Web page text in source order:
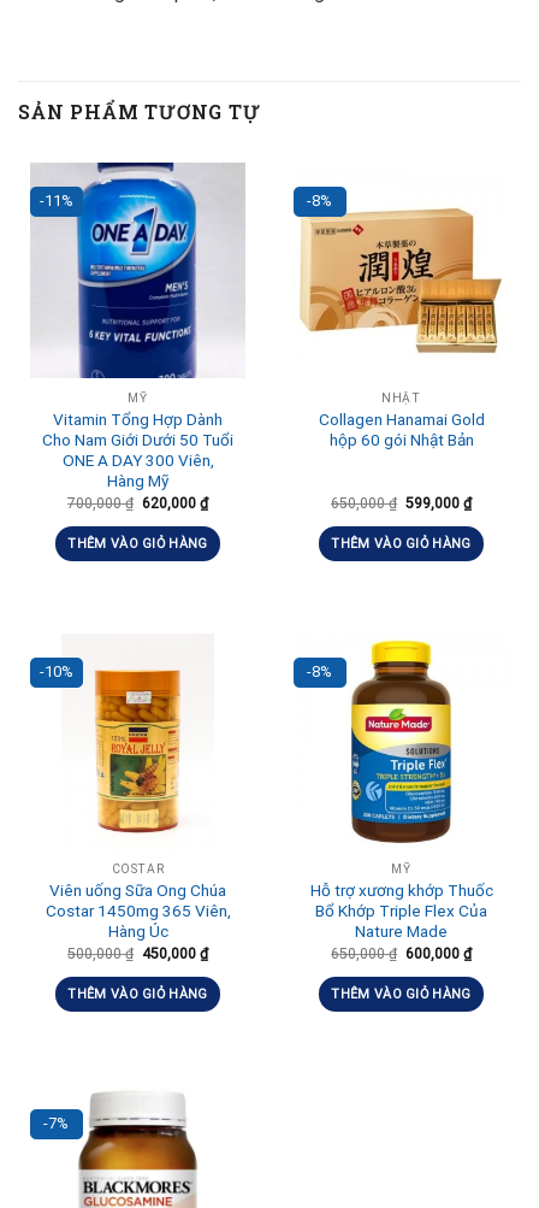
SẢN PHẨM TƯƠNG TỰ
-11%
MỸ
Vitamin Tổng Hợp Dành
Cho Nam Giới Dưới 50 Tuổi
ONE A DAY 300 Viên,
Hàng Mỹ
700,000₫ 620,000 ₫
THÊM VÀO GIỎ HÀNG
-8%
NHẬT
Collagen Hanamai Gold
hộp 60 gói Nhật Bản
650,000₫ 599,000 ₫
THÊM VÀO GIỎ HÀNG
-10%
COSTAR
Viên uống Sữa Ong Chúa
Costar‎ 1450mg 365 Viên,
Hàng Úc
500,000₫ 450,000 ₫
THÊM VÀO GIỎ HÀNG
-8%
MỸ
Hỗ trợ xương khớp Thuốc
Bổ Khớp Triple Flex Của
Nature Made
650,000₫ 600,000 ₫
THÊM VÀO GIỎ HÀNG
-7%